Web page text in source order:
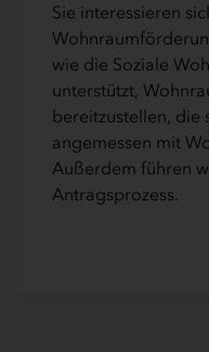
Sie interessieren
wie die Soziale
unterstützt,
bereitzustellen, die
angemessen mit
Außerdem führen
Antragsprozess.